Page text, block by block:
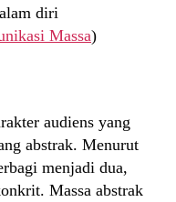
diri
Massa)
audiens yang
abstrak. Menurut
menjadi dua,
Massa abstrak